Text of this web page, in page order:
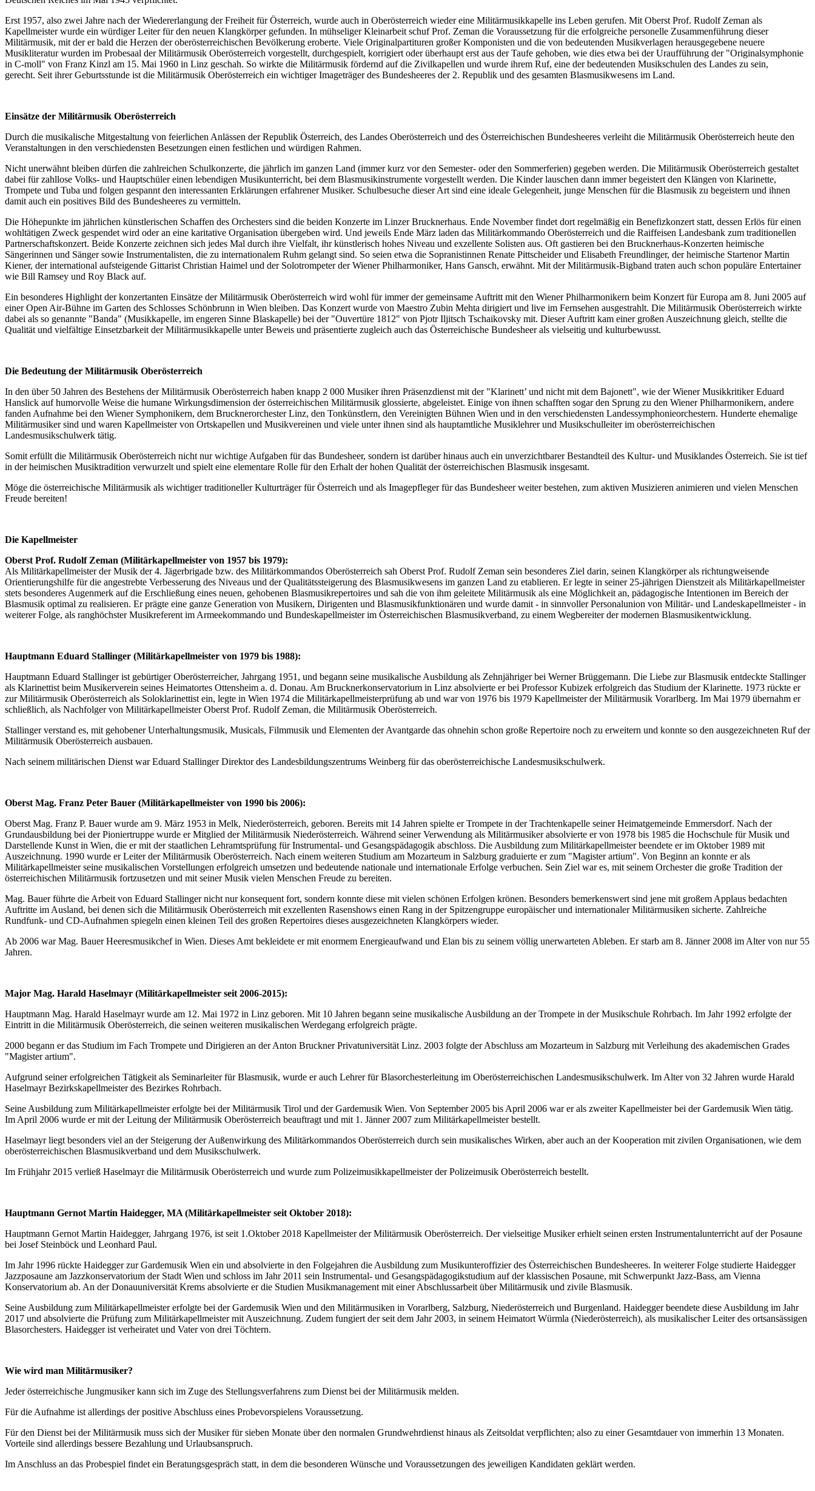
Erst 1957, also zwei Jahre nach der Wiedererlangung der Freiheit für Österreich, wurde auch in Oberösterreich wieder eine Militärmusikkapelle ins Leben gerufen. Mit Oberst Prof. Rudolf Zeman als
Kapellmeister wurde ein würdiger Leiter für den neuen Klangkörper gefunden. In mühseliger Kleinarbeit schuf Prof. Zeman die Voraussetzung für die erfolgreiche personelle Zusammenführung dieser
Militärmusik, mit der er bald die Herzen der oberösterreichischen Bevölkerung eroberte. Viele Originalpartituren großer Komponisten und die von bedeutenden Musikverlagen herausgegebene neuere
Musikliteratur wurden im Probesaal der Militärmusik Oberösterreich vorgestellt, durchgespielt, korrigiert oder überhaupt erst aus der Taufe gehoben, wie dies etwa bei der Uraufführung der "Originalsymphonie
in C-moll" von Franz Kinzl am 15. Mai 1960 in Linz geschah. So wirkte die Militärmusik fördernd auf die Zivilkapellen und wurde ihrem Ruf, eine der bedeutenden Musikschulen des Landes zu sein,
gerecht. Seit ihrer Geburtsstunde ist die Militärmusik Oberösterreich ein wichtiger Imageträger des Bundesheeres der 2. Republik und des gesamten Blasmusikwesens im Land.
Einsätze der Militärmusik Oberösterreich
Durch die musikalische Mitgestaltung von feierlichen Anlässen der Republik Österreich, des Landes Oberösterreich und des Österreichischen Bundesheeres verleiht die Militärmusik Oberösterreich heute den
Veranstaltungen in den verschiedensten Besetzungen einen festlichen und würdigen Rahmen.
Nicht unerwähnt bleiben dürfen die zahlreichen Schulkonzerte, die jährlich im ganzen Land (immer kurz vor den Semester- oder den Sommerferien) gegeben werden. Die Militärmusik Oberösterreich gestaltet
dabei für zahllose Volks- und Hauptschüler einen lebendigen Musikunterricht, bei dem Blasmusikinstrumente vorgestellt werden. Die Kinder lauschen dann immer begeistert den Klängen von Klarinette,
Trompete und Tuba und folgen gespannt den interessanten Erklärungen erfahrener Musiker. Schulbesuche dieser Art sind eine ideale Gelegenheit, junge Menschen für die Blasmusik zu begeistern und ihnen
damit auch ein positives Bild des Bundesheeres zu vermitteln.
Die Höhepunkte im jährlichen künstlerischen Schaffen des Orchesters sind die beiden Konzerte im Linzer Brucknerhaus. Ende November findet dort regelmäßig ein Benefizkonzert statt, dessen Erlös für einen
wohltätigen Zweck gespendet wird oder an eine karitative Organisation übergeben wird. Und jeweils Ende März laden das Militärkommando Oberösterreich und die Raiffeisen Landesbank zum traditionellen
Partnerschaftskonzert. Beide Konzerte zeichnen sich jedes Mal durch ihre Vielfalt, ihr künstlerisch hohes Niveau und exzellente Solisten aus. Oft gastieren bei den Brucknerhaus-Konzerten heimische
Sängerinnen und Sänger sowie Instrumentalisten, die zu internationalem Ruhm gelangt sind. So seien etwa die Sopranistinnen Renate Pittscheider und Elisabeth Freundlinger, der heimische Startenor Martin
Kiener, der international aufsteigende Gittarist Christian Haimel und der Solotrompeter der Wiener Philharmoniker, Hans Gansch, erwähnt. Mit der Militärmusik-Bigband traten auch schon populäre Entertainer
wie Bill Ramsey und Roy Black auf.
Ein besonderes Highlight der konzertanten Einsätze der Militärmusik Oberösterreich wird wohl für immer der gemeinsame Auftritt mit den Wiener Philharmonikern beim Konzert für Europa am 8. Juni 2005 auf
einer Open Air-Bühne im Garten des Schlosses Schönbrunn in Wien bleiben. Das Konzert wurde von Maestro Zubin Mehta dirigiert und live im Fernsehen ausgestrahlt. Die Militärmusik Oberösterreich wirkte
dabei als so genannte "Banda" (Musikkapelle, im engeren Sinne Blaskapelle) bei der "Ouvertüre 1812" von Pjotr Iljitsch Tschaikovsky mit. Dieser Auftritt kam einer großen Auszeichnung gleich, stellte die
Qualität und vielfältige Einsetzbarkeit der Militärmusikkapelle unter Beweis und präsentierte zugleich auch das Österreichische Bundesheer als vielseitig und kulturbewusst.
Die Bedeutung der Militärmusik Oberösterreich
In den über 50 Jahren des Bestehens der Militärmusik Oberösterreich haben knapp 2 000 Musiker ihren Präsenzdienst mit der "Klarinett’ und nicht mit dem Bajonett", wie der Wiener Musikkritiker Eduard
Hanslick auf humorvolle Weise die humane Wirkungsdimension der österreichischen Militärmusik glossierte, abgeleistet. Einige von ihnen schafften sogar den Sprung zu den Wiener Philharmonikern, andere
fanden Aufnahme bei den Wiener Symphonikern, dem Brucknerorchester Linz, den Tonkünstlern, den Vereinigten Bühnen Wien und in den verschiedensten Landessymphonieorchestern. Hunderte ehemalige
Militärmusiker sind und waren Kapellmeister von Ortskapellen und Musikvereinen und viele unter ihnen sind als hauptamtliche Musiklehrer und Musikschulleiter im oberösterreichischen
Landesmusikschulwerk tätig.
Somit erfüllt die Militärmusik Oberösterreich nicht nur wichtige Aufgaben für das Bundesheer, sondern ist darüber hinaus auch ein unverzichtbarer Bestandteil des Kultur- und Musiklandes Österreich. Sie ist tief
in der heimischen Musiktradition verwurzelt und spielt eine elementare Rolle für den Erhalt der hohen Qualität der österreichischen Blasmusik insgesamt.
Möge die österreichische Militärmusik als wichtiger traditioneller Kulturträger für Österreich und als Imagepfleger für das Bundesheer weiter bestehen, zum aktiven Musizieren animieren und vielen Menschen
Freude bereiten!
Die Kapellmeister
Oberst Prof. Rudolf Zeman (Militärkapellmeister von 1957 bis 1979):
Als Militärkapellmeister der Musik der 4. Jägerbrigade bzw. des Militärkommandos Oberösterreich sah Oberst Prof. Rudolf Zeman sein besonderes Ziel darin, seinen Klangkörper als richtungweisende
Orientierungshilfe für die angestrebte Verbesserung des Niveaus und der Qualitätssteigerung des Blasmusikwesens im ganzen Land zu etablieren. Er legte in seiner 25-jährigen Dienstzeit als Militärkapellmeister
stets besonderes Augenmerk auf die Erschließung eines neuen, gehobenen Blasmusikrepertoires und sah die von ihm geleitete Militärmusik als eine Möglichkeit an, pädagogische Intentionen im Bereich der
Blasmusik optimal zu realisieren. Er prägte eine ganze Generation von Musikern, Dirigenten und Blasmusikfunktionären und wurde damit - in sinnvoller Personalunion von Militär- und Landeskapellmeister - in
weiterer Folge, als ranghöchster Musikreferent im Armeekommando und Bundeskapellmeister im Österreichischen Blasmusikverband, zu einem Wegbereiter der modernen Blasmusikentwicklung.
Hauptmann Eduard Stallinger (Militärkapellmeister von 1979 bis 1988):
Hauptmann Eduard Stallinger ist gebürtiger Oberösterreicher, Jahrgang 1951, und begann seine musikalische Ausbildung als Zehnjähriger bei Werner Brüggemann. Die Liebe zur Blasmusik entdeckte Stallinger
als Klarinettist beim Musikerverein seines Heimatortes Ottensheim a. d. Donau. Am Brucknerkonservatorium in Linz absolvierte er bei Professor Kubizek erfolgreich das Studium der Klarinette. 1973 rückte er
zur Militärmusik Oberösterreich als Soloklarinettist ein, legte in Wien 1974 die Militärkapellmeisterprüfung ab und war von 1976 bis 1979 Kapellmeister der Militärmusik Vorarlberg. Im Mai 1979 übernahm er
schließlich, als Nachfolger von Militärkapellmeister Oberst Prof. Rudolf Zeman, die Militärmusik Oberösterreich.
Stallinger verstand es, mit gehobener Unterhaltungsmusik, Musicals, Filmmusik und Elementen der Avantgarde das ohnehin schon große Repertoire noch zu erweitern und konnte so den ausgezeichneten Ruf der
Militärmusik Oberösterreich ausbauen.
Nach seinem militärischen Dienst war Eduard Stallinger Direktor des Landesbildungszentrums Weinberg für das oberösterreichische Landesmusikschulwerk.
Oberst Mag. Franz Peter Bauer (Militärkapellmeister von 1990 bis 2006):
Oberst Mag. Franz P. Bauer wurde am 9. März 1953 in Melk, Niederösterreich, geboren. Bereits mit 14 Jahren spielte er Trompete in der Trachtenkapelle seiner Heimatgemeinde Emmersdorf. Nach der
Grundausbildung bei der Pioniertruppe wurde er Mitglied der Militärmusik Niederösterreich. Während seiner Verwendung als Militärmusiker absolvierte er von 1978 bis 1985 die Hochschule für Musik und
Darstellende Kunst in Wien, die er mit der staatlichen Lehramtsprüfung für Instrumental- und Gesangspädagogik abschloss. Die Ausbildung zum Militärkapellmeister beendete er im Oktober 1989 mit
Auszeichnung. 1990 wurde er Leiter der Militärmusik Oberösterreich. Nach einem weiteren Studium am Mozarteum in Salzburg graduierte er zum "Magister artium". Von Beginn an konnte er als
Militärkapellmeister seine musikalischen Vorstellungen erfolgreich umsetzen und bedeutende nationale und internationale Erfolge verbuchen. Sein Ziel war es, mit seinem Orchester die große Tradition der
österreichischen Militärmusik fortzusetzen und mit seiner Musik vielen Menschen Freude zu bereiten.
Mag. Bauer führte die Arbeit von Eduard Stallinger nicht nur konsequent fort, sondern konnte diese mit vielen schönen Erfolgen krönen. Besonders bemerkenswert sind jene mit großem Applaus bedachten
Auftritte im Ausland, bei denen sich die Militärmusik Oberösterreich mit exzellenten Rasenshows einen Rang in der Spitzengruppe europäischer und internationaler Militärmusiken sicherte. Zahlreiche
Rundfunk- und CD-Aufnahmen spiegeln einen kleinen Teil des großen Repertoires dieses ausgezeichneten Klangkörpers wieder.
Ab 2006 war Mag. Bauer Heeresmusikchef in Wien. Dieses Amt bekleidete er mit enormem Energieaufwand und Elan bis zu seinem völlig unerwarteten Ableben. Er starb am 8. Jänner 2008 im Alter von nur 55
Jahren.
Major Mag. Harald Haselmayr (Militärkapellmeister seit 2006-2015):
Hauptmann Mag. Harald Haselmayr wurde am 12. Mai 1972 in Linz geboren. Mit 10 Jahren begann seine musikalische Ausbildung an der Trompete in der Musikschule Rohrbach. Im Jahr 1992 erfolgte der
Eintritt in die Militärmusik Oberösterreich, die seinen weiteren musikalischen Werdegang erfolgreich prägte.
2000 begann er das Studium im Fach Trompete und Dirigieren an der Anton Bruckner Privatuniversität Linz. 2003 folgte der Abschluss am Mozarteum in Salzburg mit Verleihung des akademischen Grades
"Magister artium".
Aufgrund seiner erfolgreichen Tätigkeit als Seminarleiter für Blasmusik, wurde er auch Lehrer für Blasorchesterleitung im Oberösterreichischen Landesmusikschulwerk. Im Alter von 32 Jahren wurde Harald
Haselmayr Bezirkskapellmeister des Bezirkes Rohrbach.
Seine Ausbildung zum Militärkapellmeister erfolgte bei der Militärmusik Tirol und der Gardemusik Wien. Von September 2005 bis April 2006 war er als zweiter Kapellmeister bei der Gardemusik Wien tätig.
Im April 2006 wurde er mit der Leitung der Militärmusik Oberösterreich beauftragt und mit 1. Jänner 2007 zum Militärkapellmeister bestellt.
Haselmayr liegt besonders viel an der Steigerung der Außenwirkung des Militärkommandos Oberösterreich durch sein musikalisches Wirken, aber auch an der Kooperation mit zivilen Organisationen, wie dem
oberösterreichischen Blasmusikverband und dem Musikschulwerk.
Im Frühjahr 2015 verließ Haselmayr die Militärmusik Oberösterreich und wurde zum Polizeimusikkapellmeister der Polizeimusik Oberösterreich bestellt.
Hauptmann Gernot Martin Haidegger, MA (Militärkapellmeister seit Oktober 2018):
Hauptmann Gernot Martin Haidegger, Jahrgang 1976, ist seit 1.Oktober 2018 Kapellmeister der Militärmusik Oberösterreich. Der vielseitige Musiker erhielt seinen ersten Instrumentalunterricht auf der Posaune
bei Josef Steinböck und Leonhard Paul.
Im Jahr 1996 rückte Haidegger zur Gardemusik Wien ein und absolvierte in den Folgejahren die Ausbildung zum Musikunteroffizier des Österreichischen Bundesheeres. In weiterer Folge studierte Haidegger
Jazzposaune am Jazzkonservatorium der Stadt Wien und schloss im Jahr 2011 sein Instrumental- und Gesangspädagogikstudium auf der klassischen Posaune, mit Schwerpunkt Jazz-Bass, am Vienna
Konservatorium ab. An der Donauuniversität Krems absolvierte er die Studien Musikmanagement mit einer Abschlussarbeit über Militärmusik und zivile Blasmusik.
Seine Ausbildung zum Militärkapellmeister erfolgte bei der Gardemusik Wien und den Militärmusiken in Vorarlberg, Salzburg, Niederösterreich und Burgenland. Haidegger beendete diese Ausbildung im Jahr
2017 und absolvierte die Prüfung zum Militärkapellmeister mit Auszeichnung. Zudem fungiert der seit dem Jahr 2003, in seinem Heimatort Würmla (Niederösterreich), als musikalischer Leiter des ortsansässigen
Blasorchesters. Haidegger ist verheiratet und Vater von drei Töchtern.
Wie wird man Militärmusiker?
Jeder österreichische Jungmusiker kann sich im Zuge des Stellungsverfahrens zum Dienst bei der Militärmusik melden.
Für die Aufnahme ist allerdings der positive Abschluss eines Probevorspielens Voraussetzung.
Für den Dienst bei der Militärmusik muss sich der Musiker für sieben Monate über den normalen Grundwehrdienst hinaus als Zeitsoldat verpflichten; also zu einer Gesamtdauer von immerhin 13 Monaten.
Vorteile sind allerdings bessere Bezahlung und Urlaubsanspruch.
Im Anschluss an das Probespiel findet ein Beratungsgespräch statt, in dem die besonderen Wünsche und Voraussetzungen des jeweiligen Kandidaten geklärt werden.